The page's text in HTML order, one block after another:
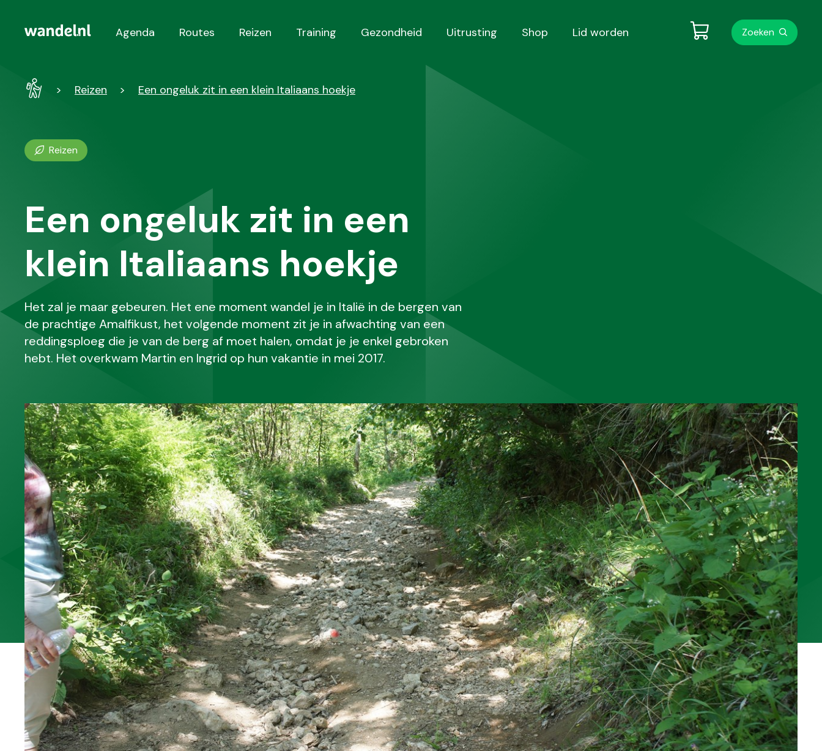
Hoofdnavigatie
Agenda Routes Reizen Training Gezondheid Uitrusting Shop Lid worden Zoeken
WandelReizen Een ongeluk zit in een klein Italiaans hoekje
Reizen
Een ongeluk zit in een
klein Italiaans hoekje
Het zal je maar gebeuren. Het ene moment wandel je in Italië in de bergen van
de prachtige Amalfikust, het volgende moment zit je in afwachting van een
reddingsploeg die je van de berg af moet halen, omdat je je enkel gebroken
hebt. Het overkwam Martin en Ingrid op hun vakantie in mei 2017.